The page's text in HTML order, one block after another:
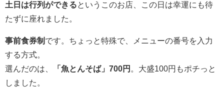
土日は行列ができる というこのお店、この日は幸運にも待
たずに座れました。
事前食券制 です。ちょっと特殊で、メニューの番号を入力
する方式。
選んだのは、
「魚とんそば」700円
。大盛100円もポチっと
しました。